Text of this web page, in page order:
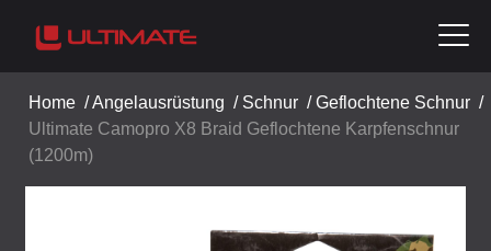
Home /Angelausrüstung / Schnur /Geflochtene Schnur /
Ultimate Camopro X8 Braid Geflochtene Karpfenschnur
(1200m)